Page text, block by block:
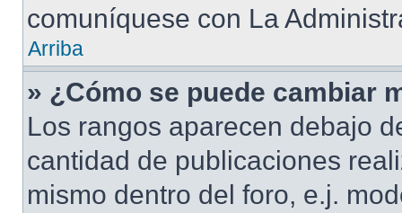
comuníquese con La
Arriba
» ¿Cómo se puede cambiar
Los rangos aparecen debajo
cantidad de publicaciones
mismo dentro del foro, e.j.